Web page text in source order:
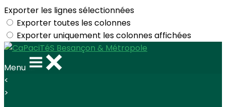
Exporter les lignes sélectionnées
Exporter toutes les colonnes
Exporter uniquement les colonnes affichées
Menu
<
>